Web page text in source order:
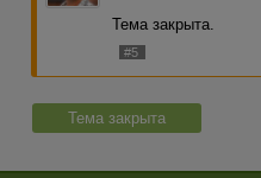
Тема закрыта.
#5
Тема закрыта